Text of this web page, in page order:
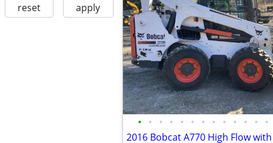
reset apply
• • • • • • • • • • • • •